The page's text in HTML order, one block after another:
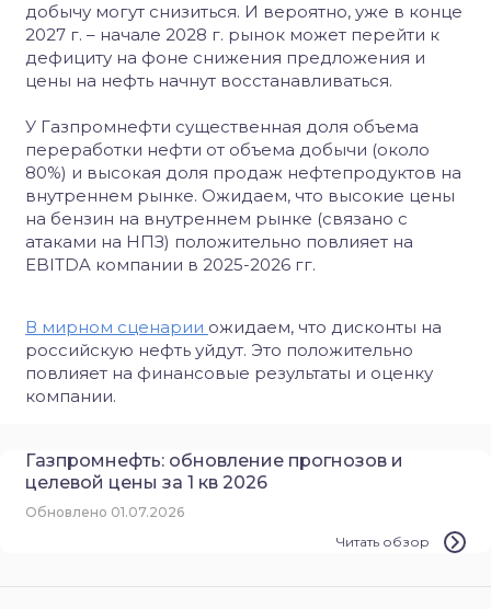
добычу могут снизиться. И вероятно, уже в конце
2027 г. – начале 2028 г. рынок может перейти к
дефициту на фоне снижения предложения и
цены на нефть начнут восстанавливаться.
У Газпромнефти существенная доля объема
переработки нефти от объема добычи (около
80%) и высокая доля продаж нефтепродуктов на
внутреннем рынке. Ожидаем, что высокие цены
на бензин на внутреннем рынке (связано с
атаками на НПЗ) положительно повлияет на
EBITDA компании в 2025-2026 гг.
В мирном сценарии ожидаем, что дисконты на
российскую нефть уйдут. Это положительно
повлияет на финансовые результаты и оценку
компании.
Газпромнефть: обновление прогнозов и
целевой цены за 1 кв 2026
Обновлено 01.07.2026
Читать обзор